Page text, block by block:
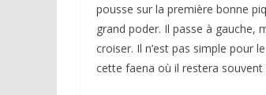
pousse sur la première bonne
grand poder. Il passe à gauche,
croiser. Il n’est pas simple pour
cette faena où il restera souvent